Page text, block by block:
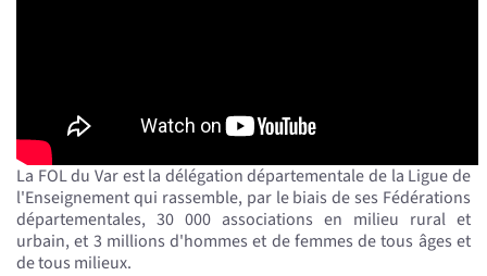
La FOL du Var est la délégation départementale de la Ligue de
l'Enseignement qui rassemble, par le biais de ses Fédérations
départementales, 30 000 associations en milieu rural et
urbain, et 3 millions d'hommes et de femmes de tous âges et
de tous milieux.